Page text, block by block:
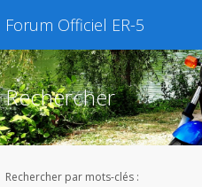
Forum Officiel ER-5
Rechercher
Rechercher par mots-clés :